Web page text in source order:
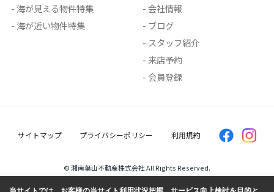
- 海が見える物件特集
- 海が近い物件特集
- 会社情報
- ブログ
- スタッフ紹介
- 来店予約
- 会員登録
サイトマップ プライバシーポリシー 利用規約
© 湘南葉山不動産株式会社 All Rights Reserved.